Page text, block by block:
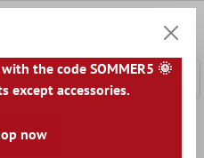
Mozaik Csempe
the code SOMMER5 🌞
except accessories.
now